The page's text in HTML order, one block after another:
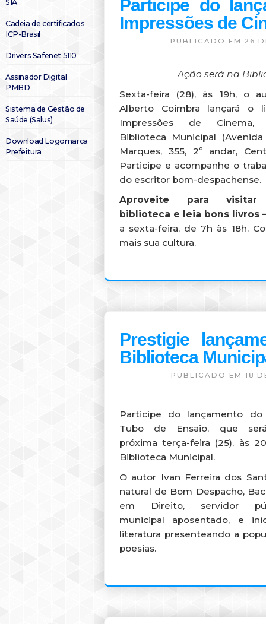
SIA
Cadeia de certificados
ICP-Brasil
Drivers Safenet 5110
Assinador Digital
PMBD
Sistema de Gestão de
Saúde (Salus)
Download Logomarca
Prefeitura
Participe do
Impressões de
PUBLICADO EM 26
Ação será na
Sexta-feira (28), às 19h, o
Alberto Coimbra lançará o
Impressões de Cinema,
Biblioteca Municipal
Marques, 355, 2º andar,
Participe e acompanhe o
do escritor bom-despachense.
Aproveite para
biblioteca e leia bons livros
a sexta-feira, de 7h às 18h.
mais sua cultura.
Prestigie
Biblioteca
PUBLICADO EM 18
Participe do lançamento do
Tubo de Ensaio, que
próxima terça-feira (25), às
Biblioteca Municipal.
O autor Ivan Ferreira dos
natural de Bom Despacho,
em Direito, servidor
municipal aposentado, e
literatura presenteando a
poesias.